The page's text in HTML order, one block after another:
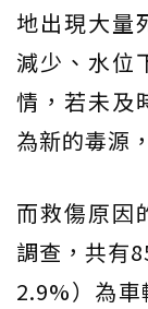
地出現大量
減少、水位
情，若未及
為新的毒源
而救傷原因
調查，共有
2.9%）為